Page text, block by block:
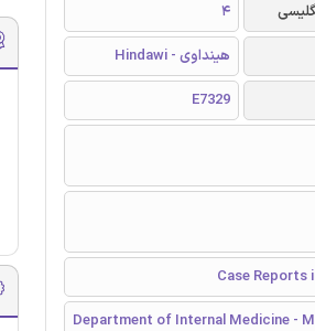
4
هینداوی - Hindawi
E7329
Department of Internal Medicine -